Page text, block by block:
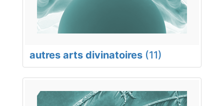
autres arts divinatoires (11)